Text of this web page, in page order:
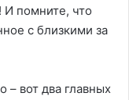
И помните, что
с близкими за
– вот два главных